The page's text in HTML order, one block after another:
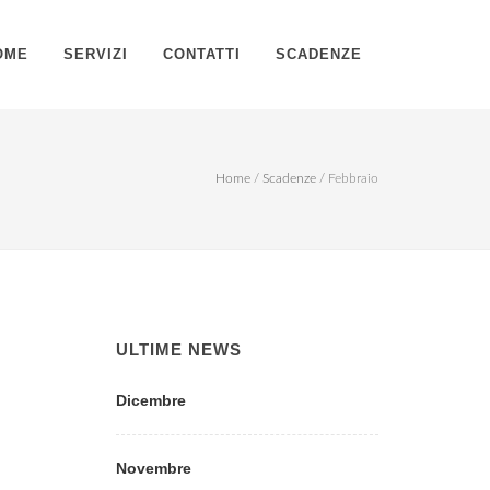
SERVIZI CONTATTI SCADENZE
Home / Scadenze / Febbraio
ULTIME NEWS
Dicembre
Novembre